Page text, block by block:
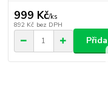
999 Kč/ks
892 Kč bez DPH